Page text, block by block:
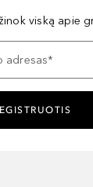
viską apie
adresas*